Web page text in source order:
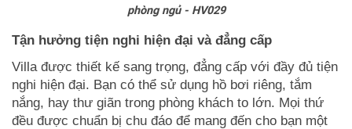
phòng ngủ - HV029
Tận hưởng tiện nghi hiện đại và đẳng cấp
Villa được thiết kế sang trọng, đẳng cấp với đầy đủ tiện
nghi hiện đại. Bạn có thể sử dụng hồ bơi riêng, tắm
nắng, hay thư giãn trong phòng khách to lớn. Mọi thứ
đều được chuẩn bị chu đáo để mang đến cho bạn một